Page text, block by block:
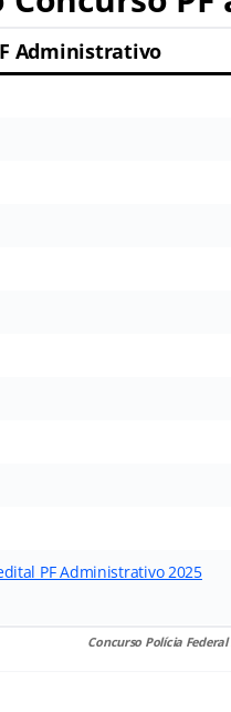
Administrativo
PF Administrativo 2025
Concurso Polícia